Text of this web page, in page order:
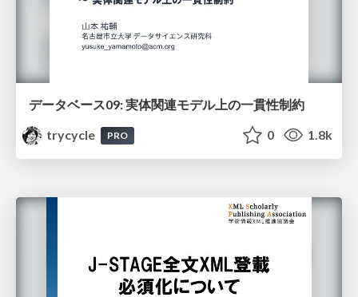
データベース09: 実体関連モデル上の一貫性制約
trycycle
PRO 0 1.8k